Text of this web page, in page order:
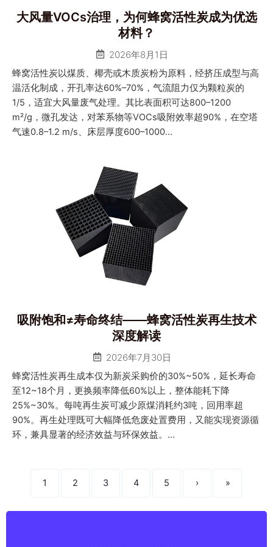
大风量VOCs治理，为何蜂窝活性炭成为优选
材料？
2026年8月1日
蜂窝活性炭以煤质、椰壳或木质炭粉为原料，经挤压成型与高
温活化制成，开孔率达60%–70%，气流阻力仅为颗粒炭的
1/5，适宜大风量废气处理。其比表面积可达800–1200
m²/g，微孔发达，对苯系物等VOCs吸附效率超90%，在空塔
气速0.8–1.2 m/s、床层厚度600–1000...
吸附饱和≠寿命终结——蜂窝活性炭再生技术
深度解读
2026年7月30日
蜂窝活性炭再生成本仅为新炭采购价的30%~50%，延长寿命
至12~18个月，更换频率降低60%以上，整体能耗下降
25%~30%。每吨再生炭可减少原煤消耗约3吨，回用率超
90%。再生处理既可大幅降低危废处置费用，又能实现资源循
环，兼具显著的经济效益与环保效益。...
1 2 3 4 5 › »